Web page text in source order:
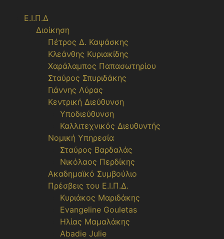
περιεχόμενο
Ε.Ι.Π.Δ
Διοίκηση
Πέτρος Δ. Καψάσκης
Κλεάνθης Κυριακίδης
Χαράλαμπος Παπασωτηρίου
Σταύρος Σπυριδάκης
Γιάννης Λύρας
Κεντρική Διεύθυνση
Υποδιεύθυνση
Καλλιτεχνικός Διευθυντής
Νομική Υπηρεσία
Σταύρος Βαρδαλάς
Νικόλαος Περδίκης
Ακαδημαϊκό Συμβούλιο
Πρέσβεις του Ε.Ι.Π.Δ.
Κυριάκος Μαριδάκης
Evangeline Gouletas
Ηλίας Μαμαλάκης
Abadie Julie